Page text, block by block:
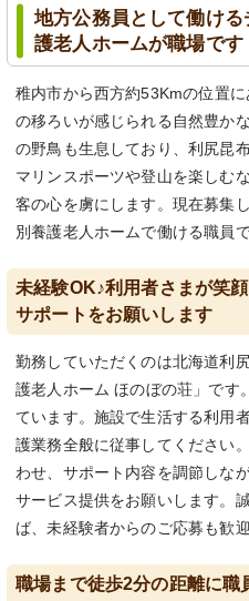
地方公務員として働け
護老人ホームが職場です
稚内市から西方約53Kmの位置
の移ろいが感じられる自然豊か
の野鳥も生息しており、利尻昆
マリンスポーツや登山を楽しむ
客の心を虜にします。現在募集
別養護老人ホームで働ける職員で
未経験OK♪利用者さまが笑
サポートをお願いします
勤務していただくのは北海道利
護老人ホーム ほのぼの荘」です
ています。施設で生活する利用
護業務全般に従事してください
わせ、サポート内容を調節しな
サービス提供をお願いします。
ば、未経験者からのご応募も歓迎
職場まで徒歩2分の距離に